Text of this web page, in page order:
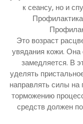
к сеансу, но и
Это возраст
увядания кожи. Она
замедляется. В
уделять
направлять силы на
торможению
средств должен